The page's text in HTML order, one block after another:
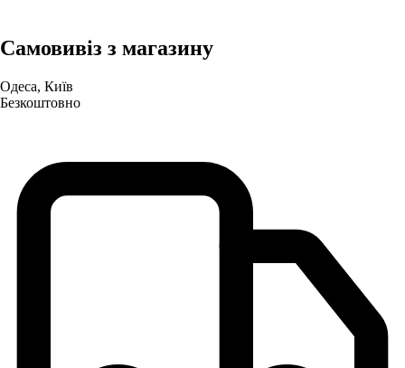
Самовивіз з магазину
Одеса, Київ
Безкоштовно